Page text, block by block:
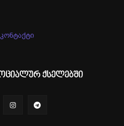
კონტაქტი
ქსელებში